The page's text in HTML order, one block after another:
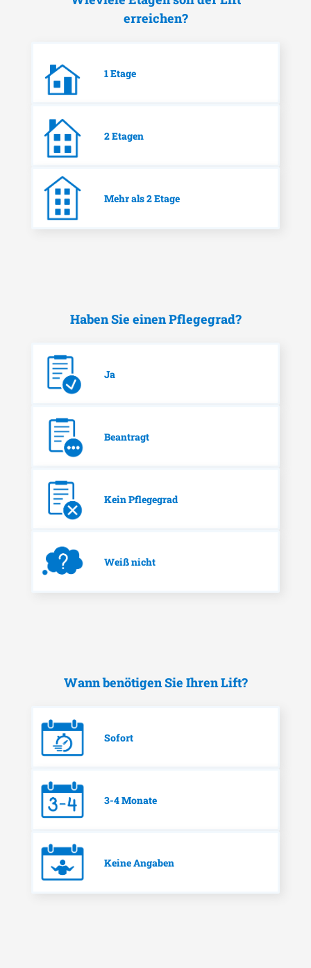
erreichen?
1 Etage
2 Etagen
Mehr als 2 Etage
Haben Sie einen Pflegegrad?
Ja
Beantragt
Kein Pflegegrad
Weiß nicht
Wann benötigen Sie Ihren Lift?
Sofort
3-4 Monate
Keine Angaben